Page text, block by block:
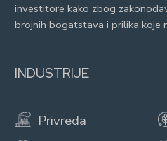
investitore kako zbog
brojnih bogatstava i prilika koje
INDUSTRIJE
Privreda